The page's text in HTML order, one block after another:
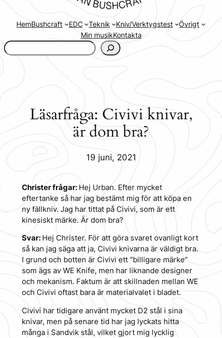
HemBushcraft EDC Teknik Kniv/Verktygstest
Övrigt
Min musikKontakta
www.urbanfjellstrom.se/jamforelselistan/
Läsarfråga: Civivi knivar,
är dom bra?
19 juni, 2021
Christer frågar: Hej Urban. Efter mycket
eftertanke så har jag bestämt mig för att köpa en
ny fällkniv. Jag har tittat på Civivi, som är ett
kinesiskt märke. Är dom bra?
Svar: Hej Christer. För att göra svaret ovanligt kort
så kan jag säga att ja, Civivi knivarna är väldigt bra.
I grund och botten är Civivi ett “billigare märke”
som ägs av WE Knife, men har liknande designer
och mekanism. Faktum är att skillnaden mellan WE
och Civivi oftast bara är materialvalet i bladet.
Civivi har tidigare använt mycket D2 stål i sina
knivar, men på senare tid har jag lyckats hitta
många i Sandvik stål, vilket gjort mig lycklig